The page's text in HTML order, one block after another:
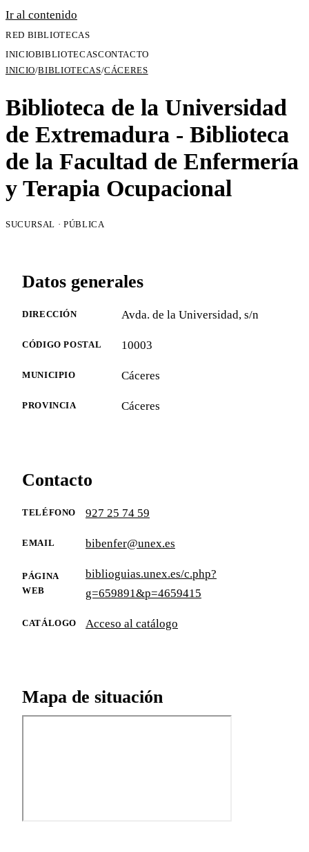
Ir al contenido
RED BIBLIOTECAS
INICIOBIBLIOTECASCONTACTO
INICIO/BIBLIOTECAS/CÁCERES
Biblioteca de la Universidad
de Extremadura - Biblioteca
de la Facultad de Enfermería
y Terapia Ocupacional
SUCURSAL · PÚBLICA
Datos generales
DIRECCIÓN Avda. de la Universidad, s/n
CÓDIGO POSTAL 10003
MUNICIPIO Cáceres
PROVINCIA Cáceres
Contacto
TELÉFONO 927 25 74 59
EMAIL bibenfer@unex.es
PÁGINA
WEB
biblioguias.unex.es/c.php?
g=659891&p=4659415
CATÁLOGO Acceso al catálogo
Mapa de situación